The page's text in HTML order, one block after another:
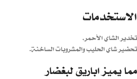
الاستخدمات
تخدير الشاي الأحمر.
تحضير شاي الحليب والمشروبات الساخنة.
مما يميز اباريق لبغضار